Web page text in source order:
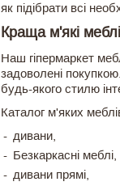
як підібрати всі
Краща м'які
Наш гіпермаркет
задоволені
будь-якого стилю
Каталог м'яких
дивани,
Безкаркасні меблі,
дивани прямі,